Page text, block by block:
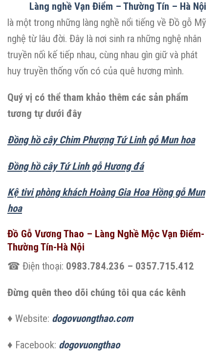
Làng nghề Vạn Điểm – Thường Tín – Hà Nội
là một trong những làng nghề nổi tiếng về Đồ gỗ Mỹ
nghệ từ lâu đời. Đây là nơi sinh ra những nghệ nhân
truyền nối kế tiếp nhau, cùng nhau gìn giữ và phát
huy truyền thống vốn có của quê hương mình.
Quý vị có thể tham khảo thêm các sản phẩm
tương tự dưới đây
Đồng hồ cây Chim Phượng Tứ Linh gỗ Mun hoa
Đồng hồ cây Tứ Linh gỗ Hương đá
Kệ tivi phòng khách Hoàng Gia Hoa Hồng gỗ Mun
hoa
Đồ Gỗ Vương Thao – Làng Nghề Mộc Vạn Điểm-
Thường Tín-Hà Nội
☎ Điện thoại: 0983.784.236 – 0357.715.412
Đừng quên theo dõi chúng tôi qua các kênh
♦ Website: dogovuongthao.com
♦ Facebook: dogovuongthao